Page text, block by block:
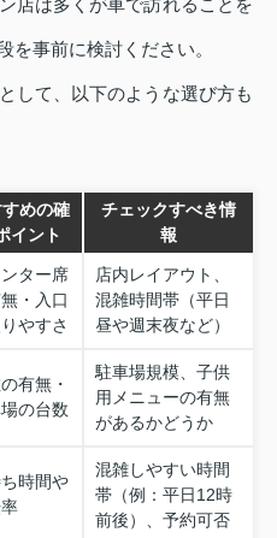
を事前に検討ください。
して、以下のような選び方も
めの確
イント
チェックすべき情
報
ター席
・入口
やすさ
店内レイアウト、
混雑時間帯（平日
昼や週末夜など）
有無・
の台数
駐車場規模、子供
用メニューの有無
があるかどうか
時間や
混雑しやすい時間
帯（例：平日12時
前後）、予約可否